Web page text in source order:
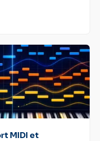
MIDI et